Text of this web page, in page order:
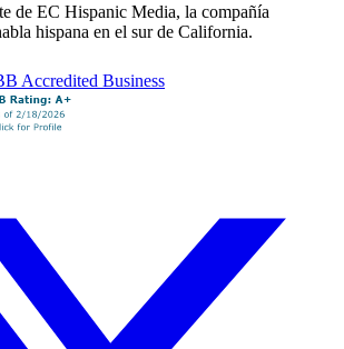
de EC Hispanic Media, la compañía
hispana en el sur de California.
Accredited Business